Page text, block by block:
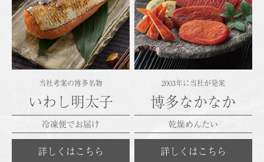
当社考案の博多名物
いわし明太子
冷凍便でお届け
詳しくはこちら
2003年に当社が発案
博多なかなか
乾燥めんたい
詳しくはこちら